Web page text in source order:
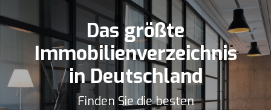
Das größte
Immobilienverzeichnis
in Deutschland
Finden Sie die besten